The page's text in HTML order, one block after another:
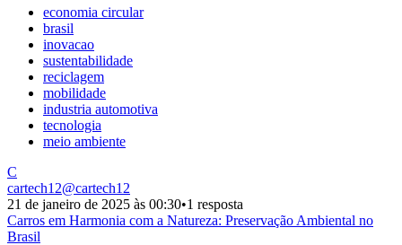
economia circular
brasil
inovacao
sustentabilidade
reciclagem
mobilidade
industria automotiva
tecnologia
meio ambiente
C
cartech12@cartech12
21 de janeiro de 2025 às 00:30•1 resposta
Carros em Harmonia com a Natureza: Preservação Ambiental no
Brasil